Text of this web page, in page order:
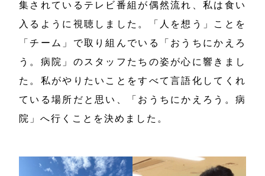
集されているテレビ番組が偶然流れ、私は食い
入るように視聴しました。「人を想う」ことを
「チーム」で取り組んでいる「おうちにかえろ
う。病院」のスタッフたちの姿が心に響きまし
た。私がやりたいことをすべて言語化してくれ
ている場所だと思い、「おうちにかえろう。病
院」へ行くことを決めました。